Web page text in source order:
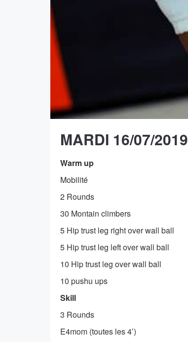
MARDI 16/07/2019
Warm up
Mobilité
2 Rounds
30 Montain climbers
5 Hip trust leg right over wall ball
5 Hip trust leg left over wall ball
10 Hip trust leg over wall ball
10 pushu ups
Skill
3 Rounds
E4mom (toutes les 4’)